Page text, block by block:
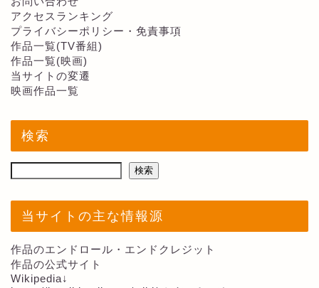
アクセスランキング
プライバシーポリシー・免責事項
作品一覧(TV番組)
作品一覧(映画)
当サイトの変遷
映画作品一覧
検索
検索
当サイトの主な情報源
作品のエンドロール・エンドクレジット
作品の公式サイト
Wikipedia↓